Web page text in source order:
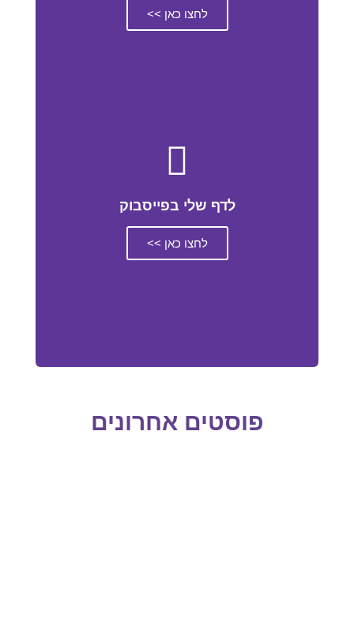
לחצו כאן >>
לדף שלי בפייסבוק
לחצו כאן >>
פוסטים אחרונים